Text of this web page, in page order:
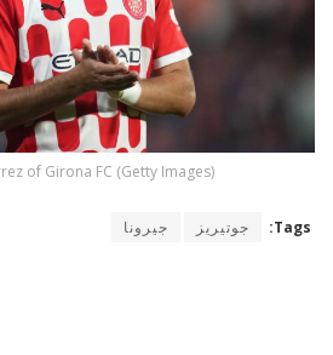
of Girona FC (Getty Images)
Tags: جوتيريز جيرونا